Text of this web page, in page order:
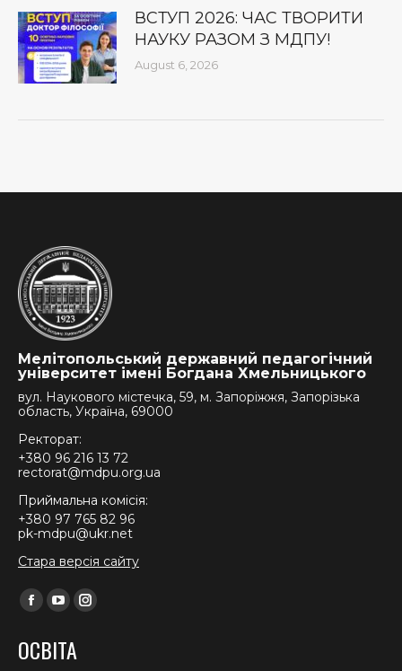
ВСТУП 2026: ЧАС ТВОРИТИ
НАУКУ РАЗОМ З МДПУ!
August 6, 2026
Мелітопольський державний педагогічний
університет імені Богдана Хмельницького
вул. Наукового містечка, 59, м. Запоріжжя, Запорізька
область, Україна, 69000
Ректорат:
+380 96 216 13 72
rectorat@mdpu.org.ua
Приймальна комісія:
+380 97 765 82 96
pk-mdpu@ukr.net
Стара версія сайту
Find us on:
Facebook
opens
YouTube
opens
Instagram
ОСВІТА